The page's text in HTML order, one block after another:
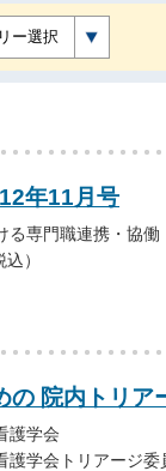
ー選択
年11月号
る専門職連携・協
）
の 院内トリア
護学会
護学会トリアージ委